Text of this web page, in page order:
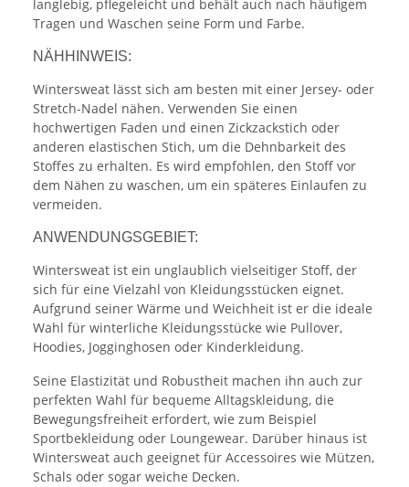
langlebig, pflegeleicht und behält auch nach häufigem
Tragen und Waschen seine Form und Farbe.
NÄHHINWEIS:
Wintersweat lässt sich am besten mit einer Jersey- oder
Stretch-Nadel nähen. Verwenden Sie einen
hochwertigen Faden und einen Zickzackstich oder
anderen elastischen Stich, um die Dehnbarkeit des
Stoffes zu erhalten. Es wird empfohlen, den Stoff vor
dem Nähen zu waschen, um ein späteres Einlaufen zu
vermeiden.
ANWENDUNGSGEBIET:
Wintersweat ist ein unglaublich vielseitiger Stoff, der
sich für eine Vielzahl von Kleidungsstücken eignet.
Aufgrund seiner Wärme und Weichheit ist er die ideale
Wahl für winterliche Kleidungsstücke wie Pullover,
Hoodies, Jogginghosen oder Kinderkleidung.
Seine Elastizität und Robustheit machen ihn auch zur
perfekten Wahl für bequeme Alltagskleidung, die
Bewegungsfreiheit erfordert, wie zum Beispiel
Sportbekleidung oder Loungewear. Darüber hinaus ist
Wintersweat auch geeignet für Accessoires wie Mützen,
Schals oder sogar weiche Decken.